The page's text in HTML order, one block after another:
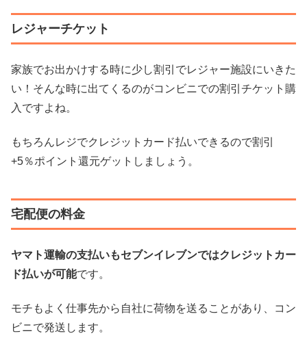
レジャーチケット
家族でお出かけする時に少し割引でレジャー施設にいきた
い！そんな時に出てくるのがコンビニでの割引チケット購
入ですよね。
もちろんレジでクレジットカード払いできるので割引
+5％ポイント還元ゲットしましょう。
宅配便の料金
ヤマト運輸の支払いもセブンイレブンではクレジットカー
ド払いが可能です。
モチもよく仕事先から自社に荷物を送ることがあり、コン
ビニで発送します。